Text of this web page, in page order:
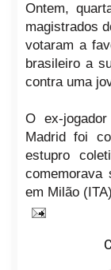
Ontem,
magistrados
votaram a
brasileiro a
contra uma
O ex-
Madrid foi
estupro
comemorava
em Milão